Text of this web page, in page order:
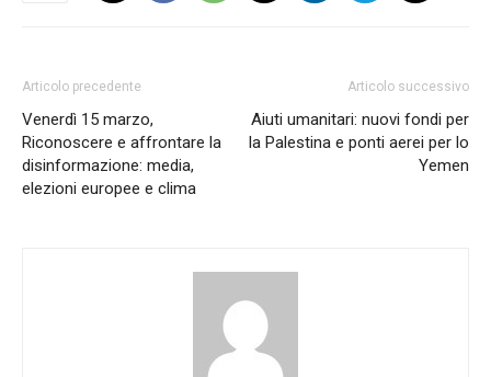
Articolo precedente
Venerdì 15 marzo,
Riconoscere e affrontare la
disinformazione: media,
elezioni europee e clima
Articolo successivo
Aiuti umanitari: nuovi fondi per
la Palestina e ponti aerei per lo
Yemen